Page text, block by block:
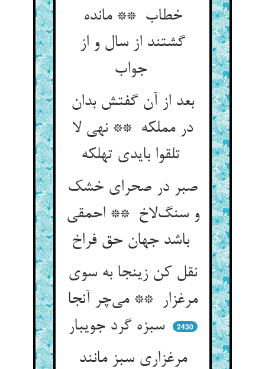
خطاب ** مانده
گشتند از سال و از
جواب
بعد از آن گفتش بدان
در مملکه ** نهی لا
تلقوا بایدی تهلکه
صبر در صحرای خشک
و سنگ‌لاخ ** احمقی
باشد جهان حق فراخ
نقل کن زینجا به سوی
مرغزار ** می‌چر آنجا
سبزه گرد جویبار
2430
مرغزاری سبز مانند